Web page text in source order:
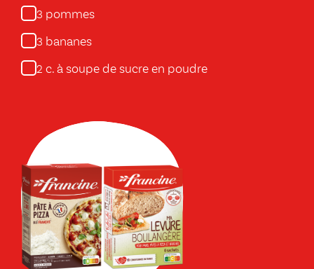
3 pommes
3 bananes
2 c. à soupe de sucre en poudre